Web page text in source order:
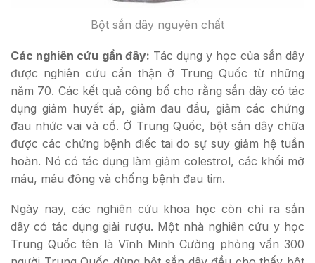
Bột sắn dây nguyên chất
Các nghiên cứu gần đây: Tác dụng y học của sắn dây
được nghiên cứu cẩn thận ở Trung Quốc từ những
năm 70. Các kết quả công bố cho rằng sắn dây có tác
dụng giảm huyết áp, giảm đau đầu, giảm các chứng
đau nhức vai và cổ. Ở Trung Quốc, bột sắn dây chữa
được các chứng bệnh điếc tai do sự suy giảm hệ tuần
hoàn. Nó có tác dụng làm giảm colestrol, các khối mỡ
máu, máu đông và chống bệnh đau tim.
Ngày nay, các nghiên cứu khoa học còn chỉ ra sắn
dây có tác dụng giải rượu. Một nhà nghiên cứu y học
Trung Quốc tên là Vĩnh Minh Cường phỏng vấn 300